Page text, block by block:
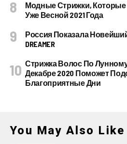
Модные Стрижки,
Уже Весной 2021 Года
Россия Показала
DREAMER
Стрижка Волос По
Декабре 2020 Поможет
Благоприятные Дни
You May Also Like